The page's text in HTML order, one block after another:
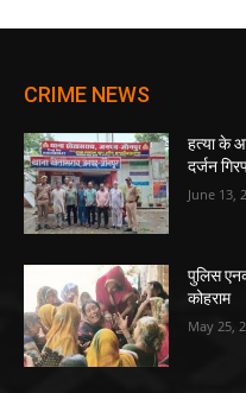
CRIME NEWS
हत्या के
दर्जन
June 13,
पुलिस
कोहराम
May 25,